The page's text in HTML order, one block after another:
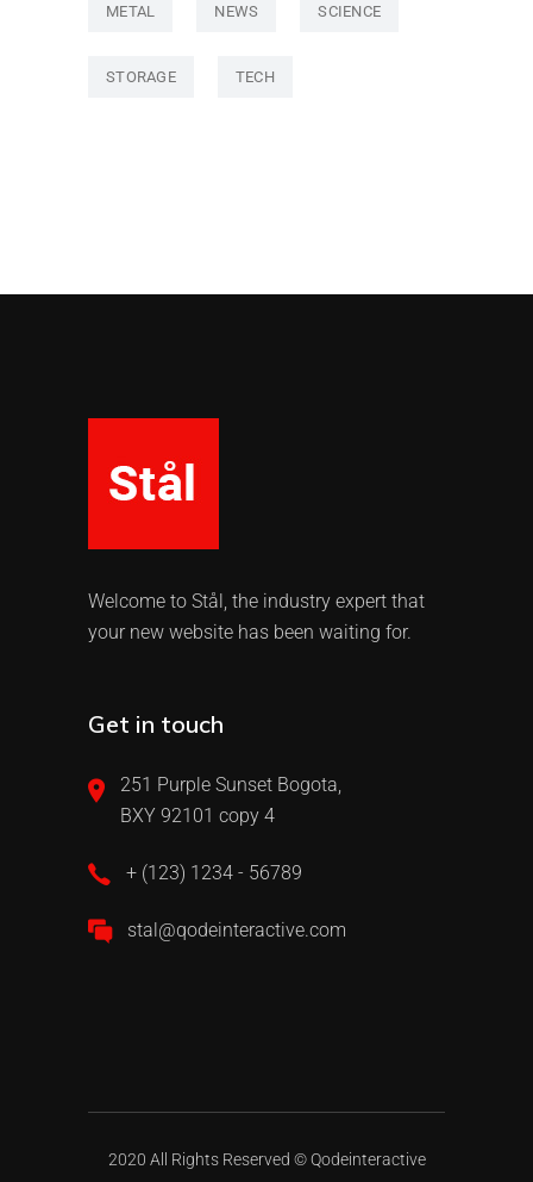
METAL NEWS SCIENCE
STORAGE TECH
Welcome to Stål, the industry expert that
your new website has been waiting for.
Get in touch
251 Purple Sunset Bogota,
BXY 92101 copy 4
+ (123) 1234 - 56789
stal@qodeinteractive.com
2020 All Rights Reserved ©Qodeinteractive